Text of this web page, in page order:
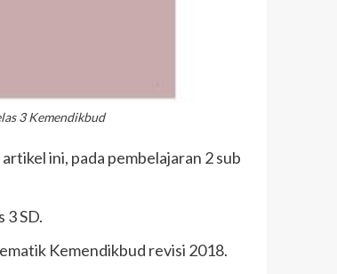
3 Kemendikbud
ini, pada pembelajaran 2 sub
3 SD.
Kemendikbud revisi 2018.